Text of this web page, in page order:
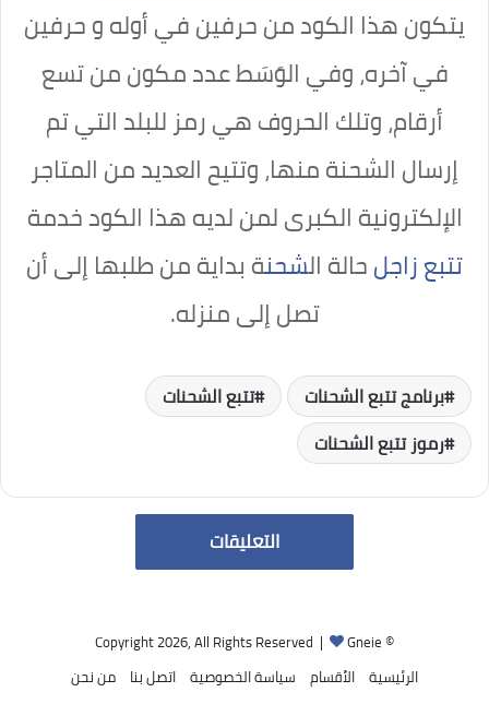
يتكون هذا الكود من حرفين في أوله و حرفين
في آخره، وفي الوَسَط عدد مكون من تسع
أرقام، وتلك الحروف هي رمز للبلد التي تم
إرسال الشحنة منها، وتتيح العديد من المتاجر
الإلكترونية الكبرى لمن لديه هذا الكود خدمة
تتبع زاجلحالة الشحنة بداية من طلبها إلى أن
تصل إلى منزله.
برنامج تتبع الشحنات
تتبع الشحنات
رموز تتبع الشحنات
التعليقات
© Copyright 2026, All Rights Reserved |
Gneie
الرئيسية الأقسام سياسة الخصوصية اتصل بنا من نحن